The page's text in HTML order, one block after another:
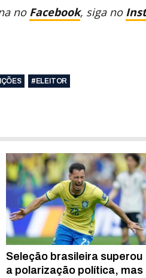
no Facebook, siga no
#ELEITOR
Seleção brasileira superou
a polarização política, mas